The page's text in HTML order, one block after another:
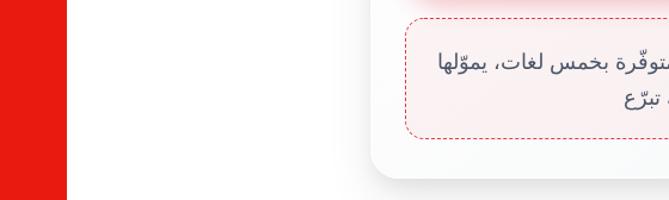
بخمس لغات، يموّلها